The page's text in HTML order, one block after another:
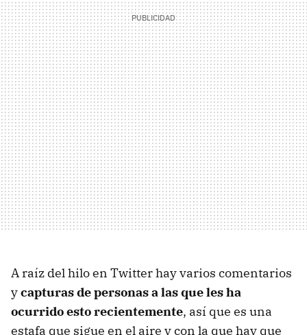
A raíz del hilo en Twitter hay varios comentarios
ycapturas de personas a las que les ha
ocurrido esto recientemente, así que es una
estafa que sigue en el aire y con la que hay que